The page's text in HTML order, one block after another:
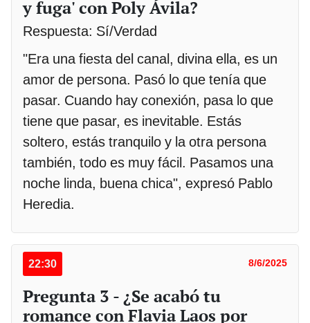
y fuga' con Poly Ávila?
Respuesta: Sí/Verdad
"Era una fiesta del canal, divina ella, es un
amor de persona. Pasó lo que tenía que
pasar. Cuando hay conexión, pasa lo que
tiene que pasar, es inevitable. Estás
soltero, estás tranquilo y la otra persona
también, todo es muy fácil. Pasamos una
noche linda, buena chica", expresó Pablo
Heredia.
22:30 8/6/2025
Pregunta 3 - ¿Se acabó tu
romance con Flavia Laos por